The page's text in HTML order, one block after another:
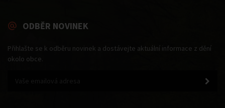
ODBĚR NOVINEK
Přihlašte se k odběru novinek a dostávejte aktuální informace z dění
okolo obce.